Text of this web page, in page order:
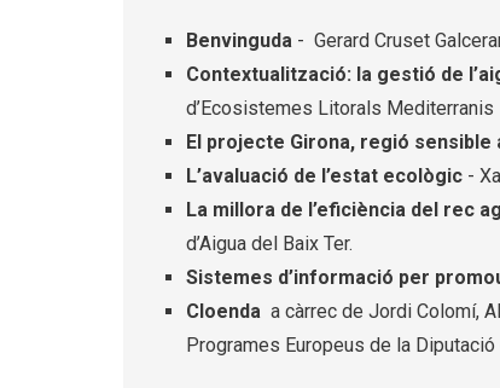
Benvinguda - Gerard Cruset
Contextualització: la gestió de
d’Ecosistemes Litorals Mediterranis
El projecte Girona, regió sensible
L’avaluació de l’estat ecològic -
La millora de l’eficiència del rec
d’Aigua del Baix Ter.
Sistemes d’informació per
Cloenda a càrrec de Jordi Colomí,
Programes Europeus de la Diputació